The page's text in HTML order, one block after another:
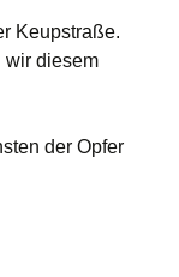
Keupstraße.
wir diesem
der Opfer